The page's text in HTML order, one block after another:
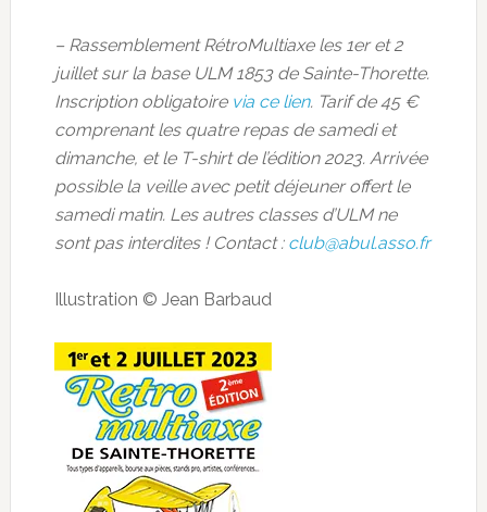
– Rassemblement RétroMultiaxe les 1er et 2
juillet sur la base ULM 1853 de Sainte-Thorette.
Inscription obligatoire via ce lien. Tarif de 45 €
comprenant les quatre repas de samedi et
dimanche, et le T-shirt de l’édition 2023. Arrivée
possible la veille avec petit déjeuner offert le
samedi matin. Les autres classes d’ULM ne
sont pas interdites ! Contact : club@abul.asso.fr
Illustration © Jean Barbaud